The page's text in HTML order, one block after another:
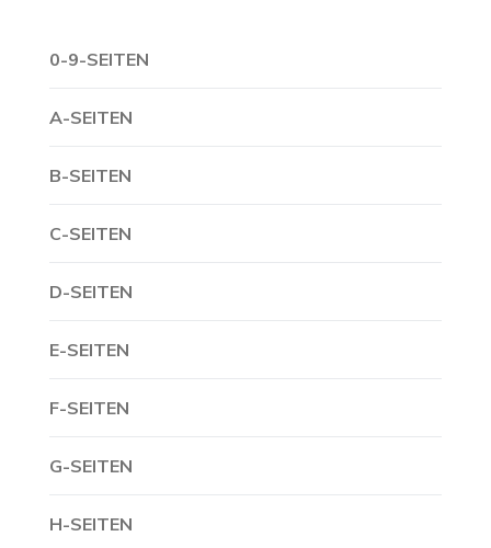
0-9-SEITEN
A-SEITEN
B-SEITEN
C-SEITEN
D-SEITEN
E-SEITEN
F-SEITEN
G-SEITEN
H-SEITEN